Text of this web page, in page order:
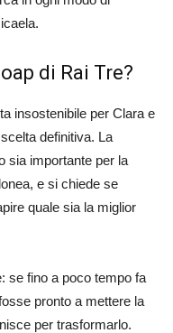
di Rai Tre?
insostenibile per Clara e
definitiva. La
sia importante per la
e si chiede se
quale sia la miglior
se fino a poco tempo fa
pronto a mettere la
per trasformarlo.